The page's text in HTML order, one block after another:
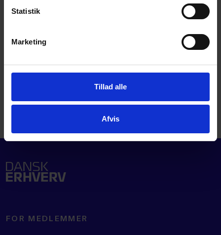
Statistik
Marketing
Tillad alle
Afvis
Kursus og Event
KURSUS@DANSKERHVERV.DK
hverdage mellem kl. 8 - 16.
FOR MEDLEMMER